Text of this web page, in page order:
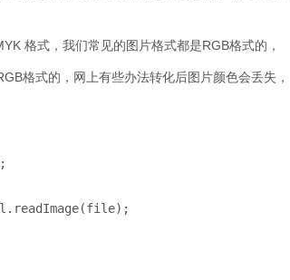
格式，我们常见的图片格式都是RGB格式的，
格式的，网上有些办法转化后图片颜色会丢失，
;
readImage(file) ;